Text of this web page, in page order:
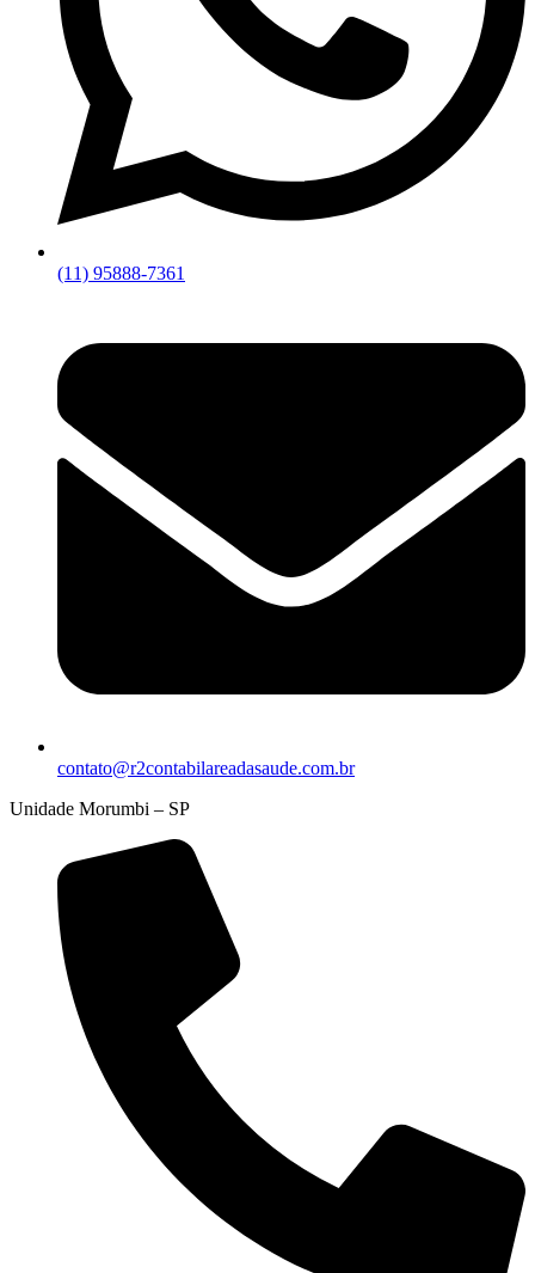
(11) 95888-7361
contato@r2contabilareadasaude.com.br
Unidade Morumbi – SP